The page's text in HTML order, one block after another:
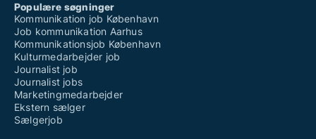
Populære søgninger
Kommunikation job København
Job kommunikation Aarhus
Kommunikationsjob København
Kulturmedarbejder job
Journalist job
Journalist jobs
Marketingmedarbejder
Ekstern sælger
Sælgerjob